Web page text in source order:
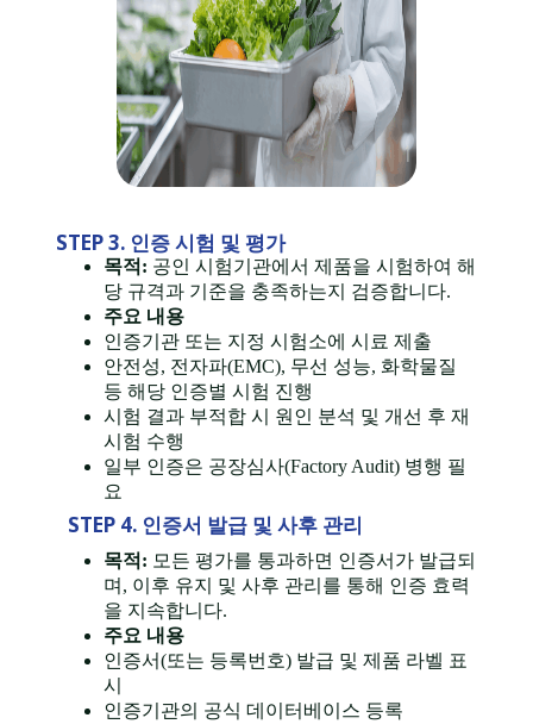
STEP 3. 인증 시험 및 평가
목적: 공인 시험기관에서 제품을 시험하여 해
당 규격과 기준을 충족하는지 검증합니다.
주요 내용
인증기관 또는 지정 시험소에 시료 제출
안전성, 전자파(EMC), 무선 성능, 화학물질
등 해당 인증별 시험 진행
시험 결과 부적합 시 원인 분석 및 개선 후 재
시험 수행
일부 인증은 공장심사(Factory Audit) 병행 필
요
STEP 4. 인증서 발급 및 사후 관리
목적: 모든 평가를 통과하면 인증서가 발급되
며, 이후 유지 및 사후 관리를 통해 인증 효력
을 지속합니다.
주요 내용
인증서(또는 등록번호) 발급 및 제품 라벨 표
시
인증기관의 공식 데이터베이스 등록